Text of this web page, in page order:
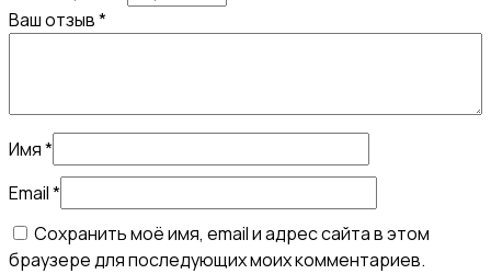
Ваш отзыв*
Имя*
Email*
Сохранить моё имя, email и адрес сайта в этом
браузере для последующих моих комментариев.